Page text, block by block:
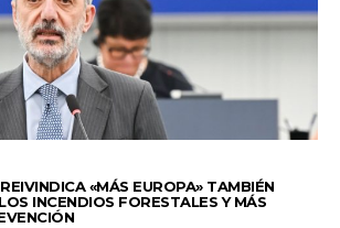
«MÁS EUROPA» TAMBIÉN
INCENDIOS FORESTALES Y MÁS